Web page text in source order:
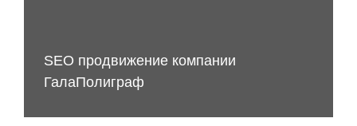
SEO продвижение компании
ГалаПолиграф